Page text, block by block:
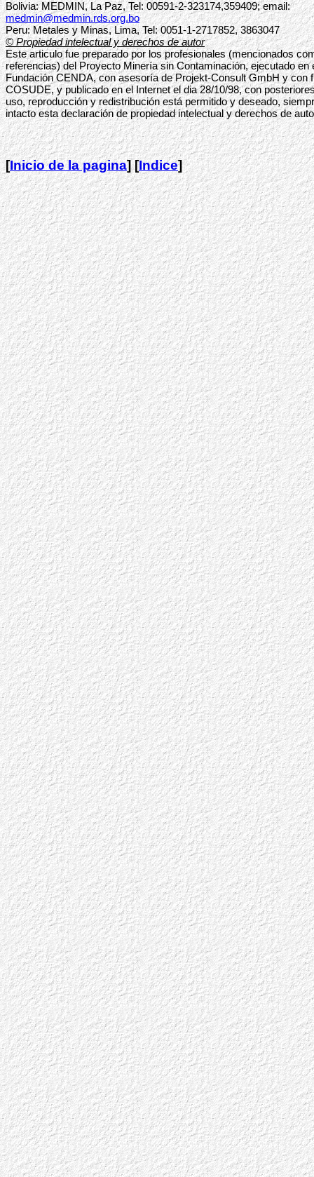
Bolivia: MEDMIN, La Paz, Tel: 00591-2-323174,359409; email:
medmin@medmin.rds.org.bo
Peru: Metales y Minas, Lima, Tel: 0051-1-2717852, 3863047
© Propiedad intelectual y derechos de autor
Este articulo fue preparado por los profesionales (mencionados
referencias) del Proyecto Minería sin Contaminación, ejecutado en
Fundación CENDA, con asesoría de Projekt-Consult GmbH y con
COSUDE, y publicado en el Internet el dia 28/10/98, con
uso, reproducción y redistribución está permitido y deseado,
intacto esta declaración de propiedad intelectual y derechos de
[Inicio de la pagina] [Indice]